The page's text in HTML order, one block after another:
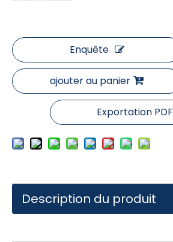
Enquête
ajouter au panier
Exportation PDF
Description du produit